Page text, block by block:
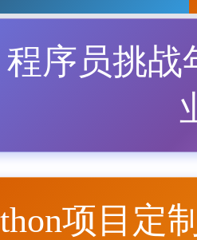
序员挑战
项目定